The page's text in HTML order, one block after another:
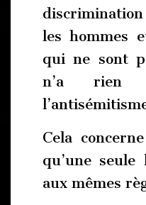
les hommes
qui ne sont
n’a rien
Cela
qu’une seule
aux mêmes